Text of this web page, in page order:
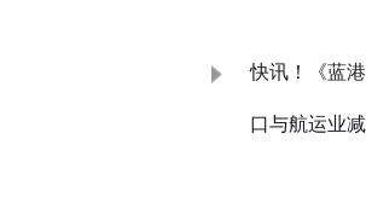
快讯！《蓝
口与航运业